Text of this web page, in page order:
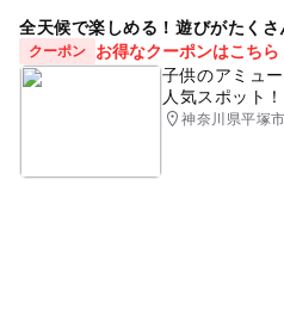
全天候で楽しめる！遊びがたくさ
クーポン
お得なクーポンはこちら
子供のアミュ
人気スポット！
神奈川県平塚市